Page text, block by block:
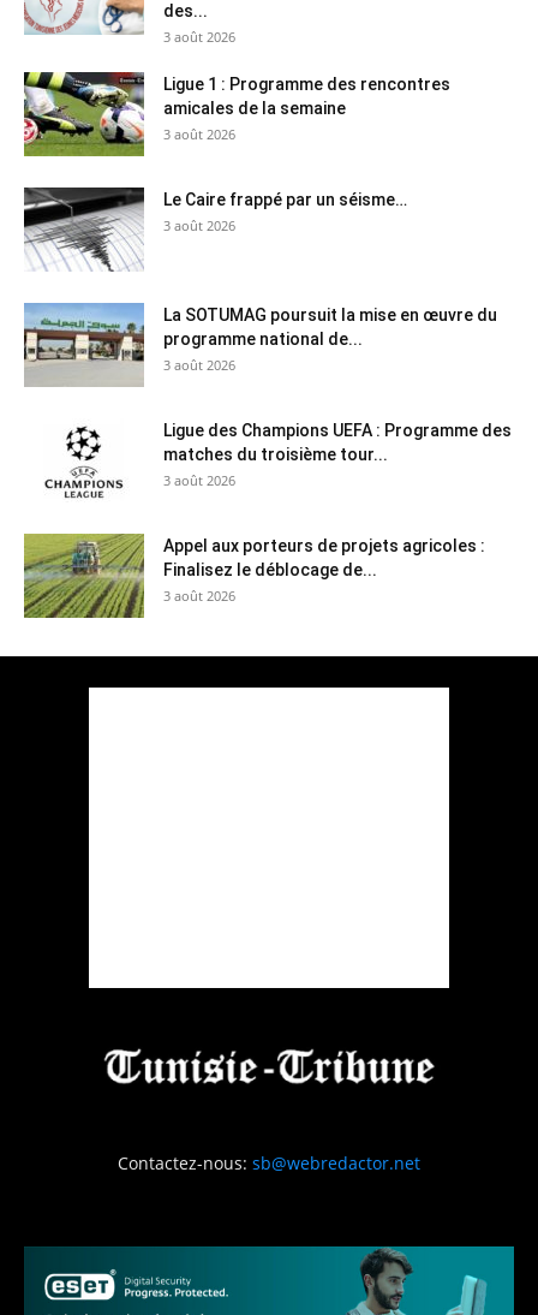
des...
3 août 2026
Ligue 1 : Programme des rencontres
amicales de la semaine
3 août 2026
Le Caire frappé par un séisme…
3 août 2026
La SOTUMAG poursuit la mise en œuvre du
programme national de...
3 août 2026
Ligue des Champions UEFA : Programme des
matches du troisième tour...
3 août 2026
Appel aux porteurs de projets agricoles :
Finalisez le déblocage de...
3 août 2026
Contactez-nous: sb@webredactor.net